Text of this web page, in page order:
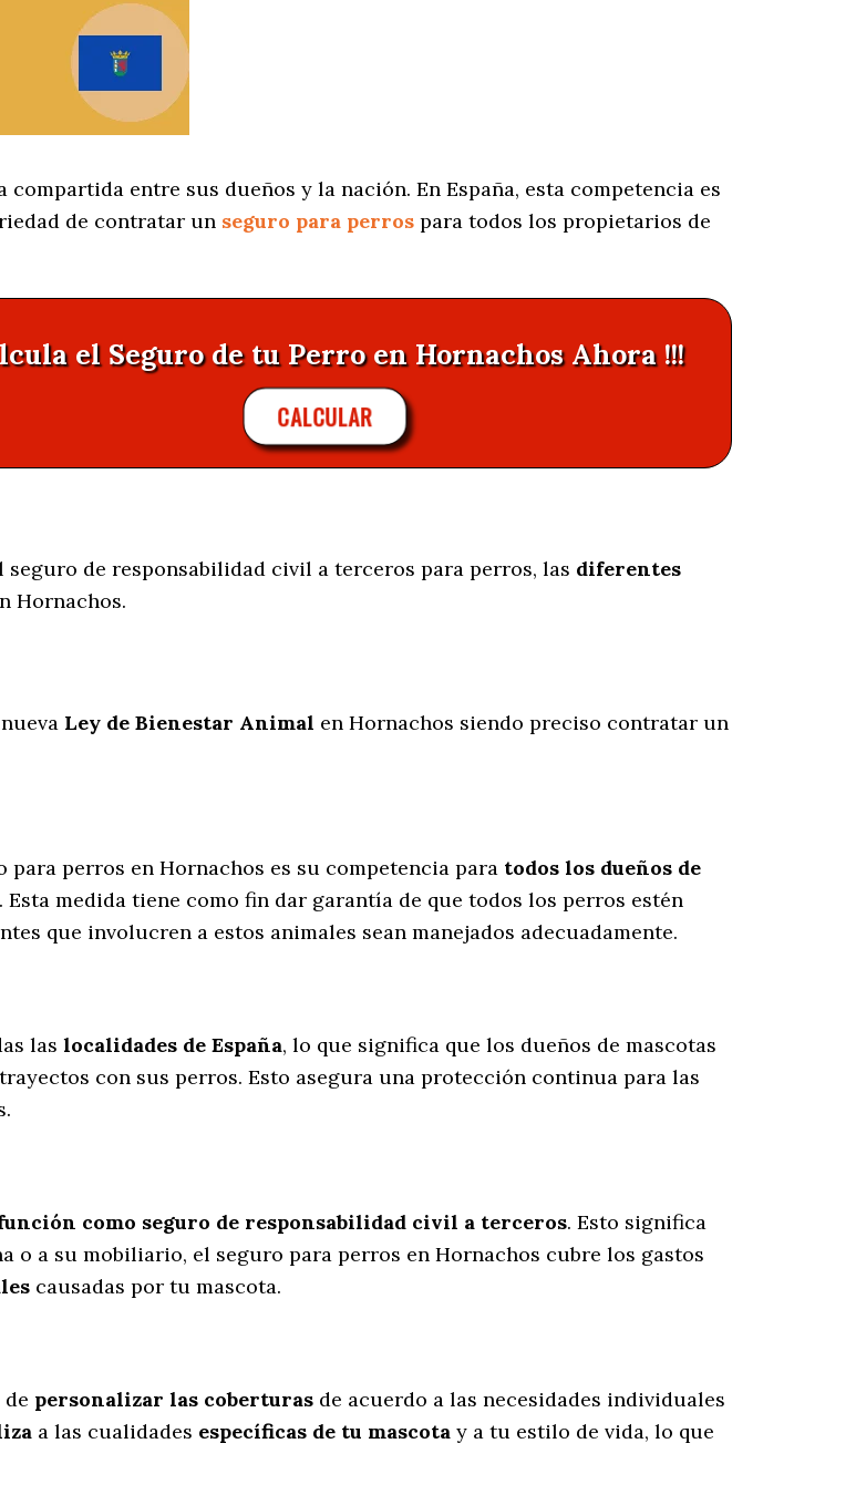
entre sus dueños y la nación. En España, esta competencia es
de contratar un seguro para perros para todos los propietarios de
el Seguro de tu Perro en Hornachos Ahora !!!
CALCULAR
de responsabilidad civil a terceros para perros, las diferentes
Hornachos.
Ley de Bienestar Animal en Hornachos siendo preciso contratar un
perros en Hornachos es su competencia para todos los dueños de
medida tiene como fin dar garantía de que todos los perros estén
que involucren a estos animales sean manejados adecuadamente.
las localidades de España, lo que significa que los dueños de mascotas
con sus perros. Esto asegura una protección continua para las
como seguro de responsabilidad civil a terceros. Esto significa
o a su mobiliario, el seguro para perros en Hornachos cubre los gastos
causadas por tu mascota.
personalizar las coberturas de acuerdo a las necesidades individuales
a las cualidades específicas de tu mascota y a tu estilo de vida, lo que